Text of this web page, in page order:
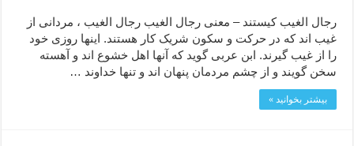
رجال الغیب کیستند – معنی رجال الغیب رجال الغیب ، مردانی از
غیب اند که در حرکت و سکون شریک کار هستند. اینها روزی خود
را از غیب گیرند. ابن عربی گوید که آنها اهل خشوع اند و آهسته
سخن گویند و از چشم مردمان پنهان اند و تنها خداوند …
بیشتر بخوانید »